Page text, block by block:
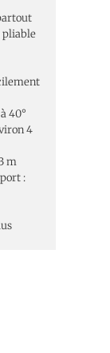
pliable
40°
4
m
: